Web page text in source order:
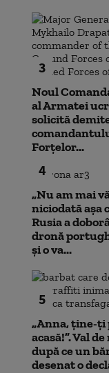
3
Noul
al Armatei
solicită
Forțelor...
4
„Nu am mai
niciodată așa
Rusia a
dronă
și o va...
5
„Anna, ţine-
acasă!”. Val
după ce un
desenat o